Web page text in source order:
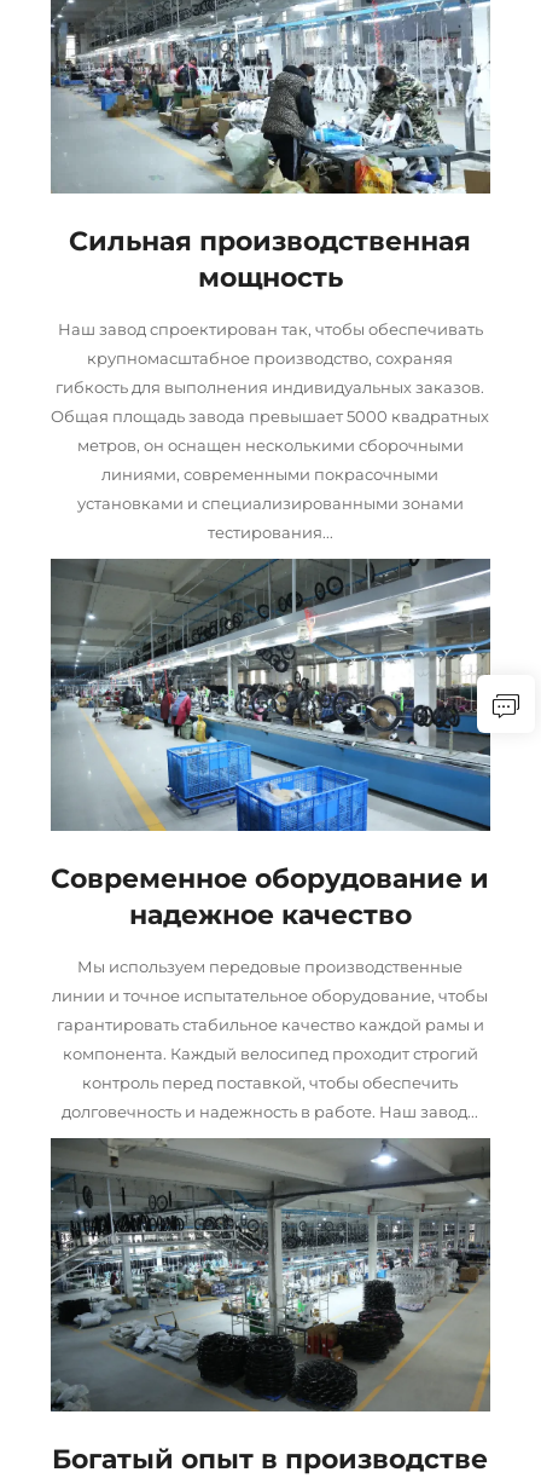
Сильная производственная
мощность
Наш завод спроектирован так, чтобы обеспечивать
крупномасштабное производство, сохраняя
гибкость для выполнения индивидуальных заказов.
Общая площадь завода превышает 5000 квадратных
метров, он оснащен несколькими сборочными
линиями, современными покрасочными
установками и специализированными зонами
тестирования...
Современное оборудование и
надежное качество
Мы используем передовые производственные
линии и точное испытательное оборудование, чтобы
гарантировать стабильное качество каждой рамы и
компонента. Каждый велосипед проходит строгий
контроль перед поставкой, чтобы обеспечить
долговечность и надежность в работе. Наш завод...
Богатый опыт в производстве